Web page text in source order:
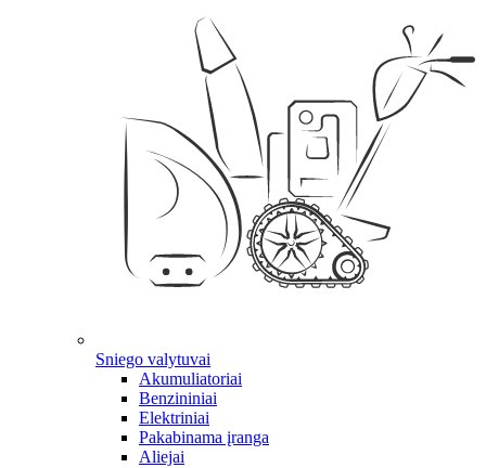
Sniego valytuvai
Akumuliatoriai
Benzininiai
Elektriniai
Pakabinama įranga
Aliejai